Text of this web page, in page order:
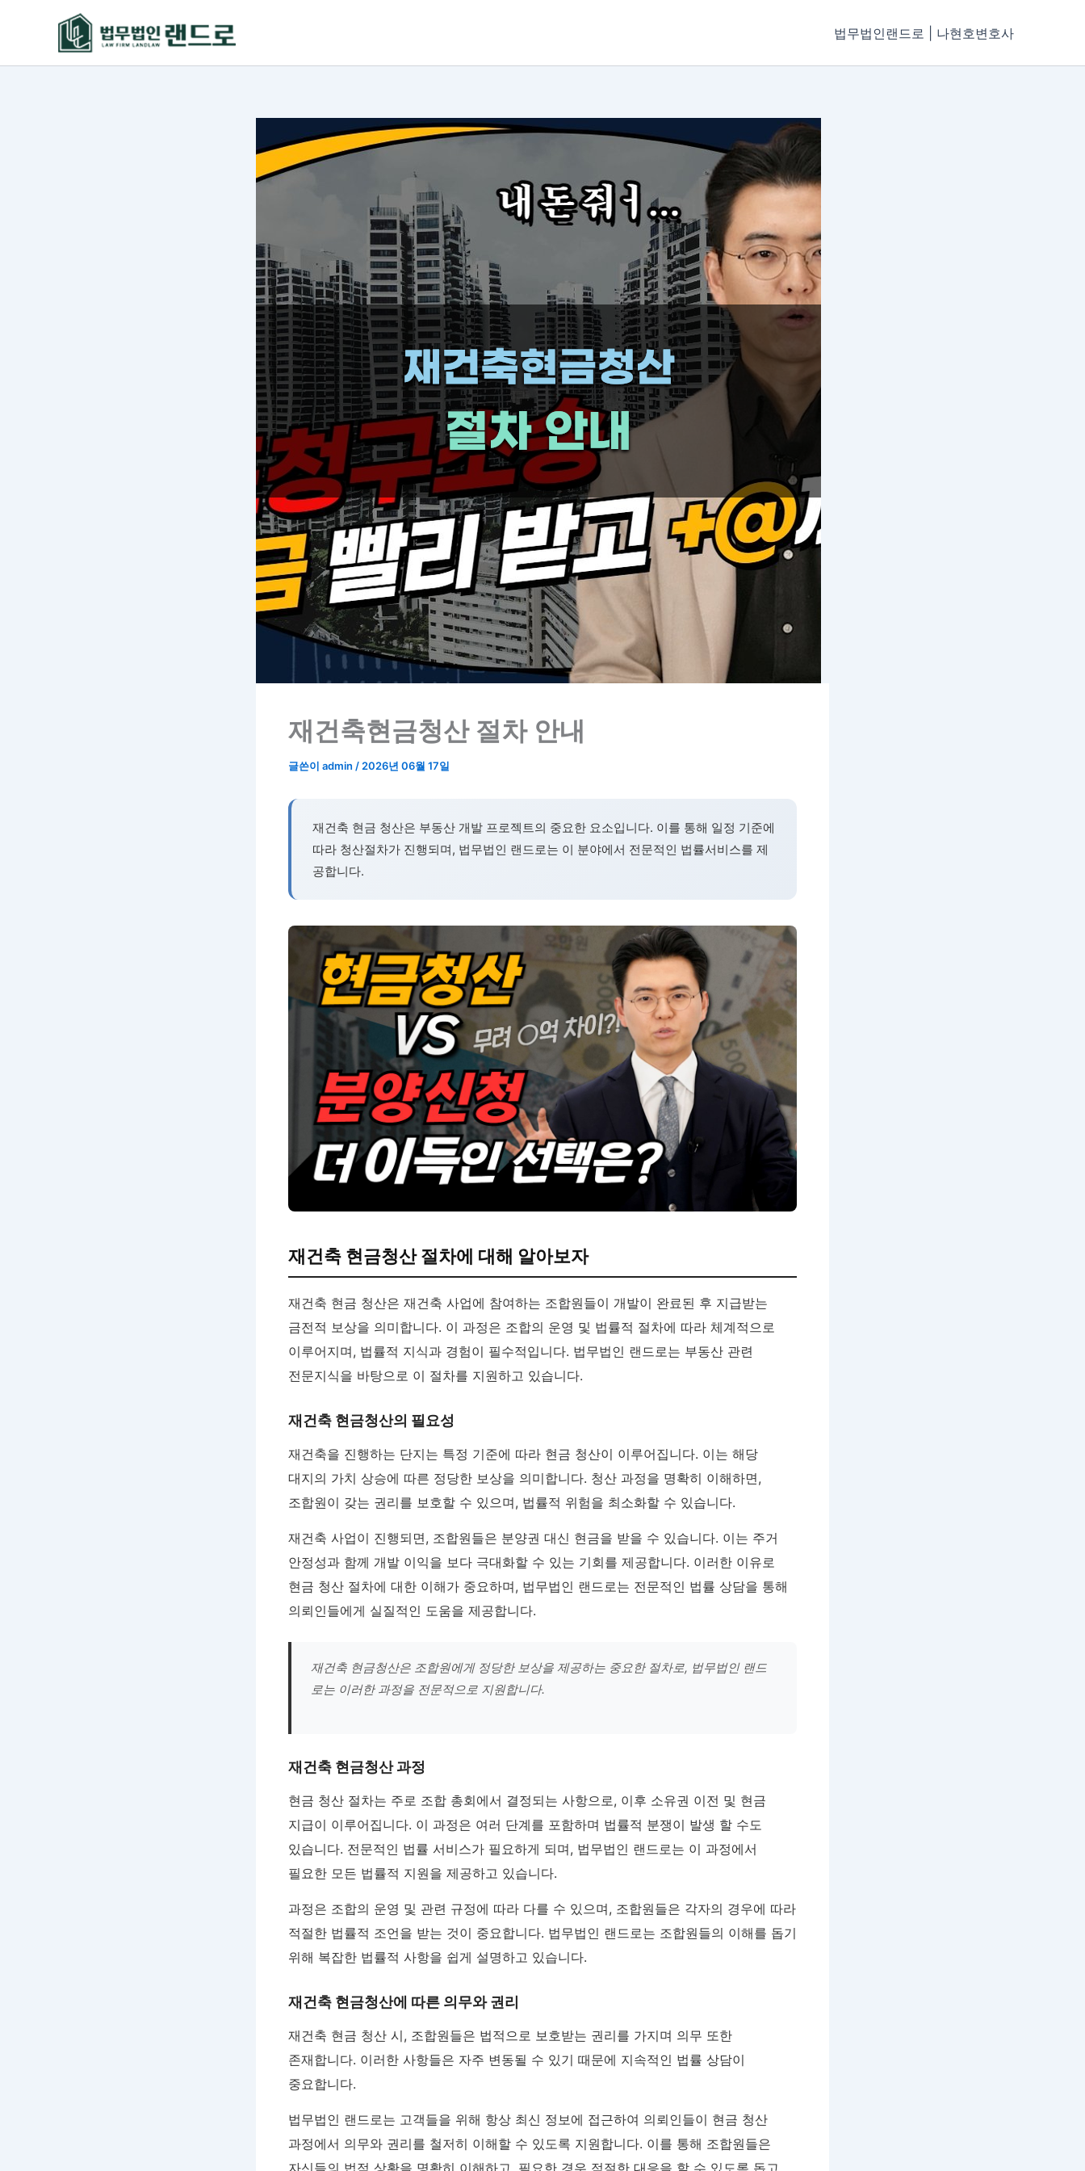
법무법인랜드로 | 나현호변호사
재건축현금청산 절차 안내
글쓴이 admin / 2026년 06월 17일
재건축 현금 청산은 부동산 개발 프로젝트의 중요한 요소입니다. 이를 통해 일정 기준에
따라 청산절차가 진행되며, 법무법인 랜드로는 이 분야에서 전문적인 법률서비스를 제
공합니다.
재건축 현금청산 절차에 대해 알아보자
재건축 현금 청산은 재건축 사업에 참여하는 조합원들이 개발이 완료된 후 지급받는
금전적 보상을 의미합니다. 이 과정은 조합의 운영 및 법률적 절차에 따라 체계적으로
이루어지며, 법률적 지식과 경험이 필수적입니다. 법무법인 랜드로는 부동산 관련
전문지식을 바탕으로 이 절차를 지원하고 있습니다.
재건축 현금청산의 필요성
재건축을 진행하는 단지는 특정 기준에 따라 현금 청산이 이루어집니다. 이는 해당
대지의 가치 상승에 따른 정당한 보상을 의미합니다. 청산 과정을 명확히 이해하면,
조합원이 갖는 권리를 보호할 수 있으며, 법률적 위험을 최소화할 수 있습니다.
재건축 사업이 진행되면, 조합원들은 분양권 대신 현금을 받을 수 있습니다. 이는 주거
안정성과 함께 개발 이익을 보다 극대화할 수 있는 기회를 제공합니다. 이러한 이유로
현금 청산 절차에 대한 이해가 중요하며, 법무법인 랜드로는 전문적인 법률 상담을 통해
의뢰인들에게 실질적인 도움을 제공합니다.
재건축 현금청산은 조합원에게 정당한 보상을 제공하는 중요한 절차로, 법무법인 랜드
로는 이러한 과정을 전문적으로 지원합니다.
재건축 현금청산 과정
현금 청산 절차는 주로 조합 총회에서 결정되는 사항으로, 이후 소유권 이전 및 현금
지급이 이루어집니다. 이 과정은 여러 단계를 포함하며 법률적 분쟁이 발생 할 수도
있습니다. 전문적인 법률 서비스가 필요하게 되며, 법무법인 랜드로는 이 과정에서
필요한 모든 법률적 지원을 제공하고 있습니다.
과정은 조합의 운영 및 관련 규정에 따라 다를 수 있으며, 조합원들은 각자의 경우에 따라
적절한 법률적 조언을 받는 것이 중요합니다. 법무법인 랜드로는 조합원들의 이해를 돕기
위해 복잡한 법률적 사항을 쉽게 설명하고 있습니다.
재건축 현금청산에 따른 의무와 권리
재건축 현금 청산 시, 조합원들은 법적으로 보호받는 권리를 가지며 의무 또한
존재합니다. 이러한 사항들은 자주 변동될 수 있기 때문에 지속적인 법률 상담이
중요합니다.
법무법인 랜드로는 고객들을 위해 항상 최신 정보에 접근하여 의뢰인들이 현금 청산
과정에서 의무와 권리를 철저히 이해할 수 있도록 지원합니다. 이를 통해 조합원들은